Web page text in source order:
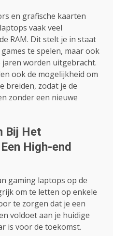
en grafische kaarten
vaak veel
RAM. Dit stelt je in staat
te spelen, maar ook
jaren worden uitgebracht.
ook de mogelijkheid om
breiden, zodat je de
zonder een nieuwe
Bij Het
High-end
gaming laptops op de
om te letten op enkele
te zorgen dat je een
voldoet aan je huidige
is voor de toekomst.